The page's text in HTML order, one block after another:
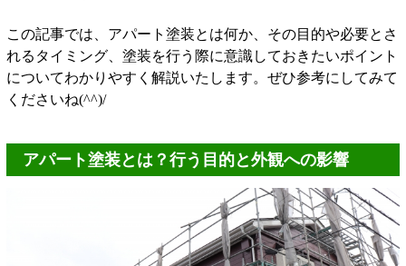
この記事では、アパート塗装とは何か、その目的や必要とさ
れるタイミング、塗装を行う際に意識しておきたいポイント
についてわかりやすく解説いたします。ぜひ参考にしてみて
くださいね(^^)/
アパート塗装とは？行う目的と外観への影響